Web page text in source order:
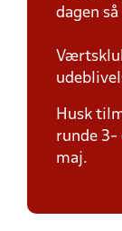
dagen
Husk
runde 3-
maj.